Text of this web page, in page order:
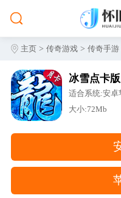
主页 >传奇游戏 >传奇手游
冰雪点卡版
适合系统:安卓
大小:72Mb